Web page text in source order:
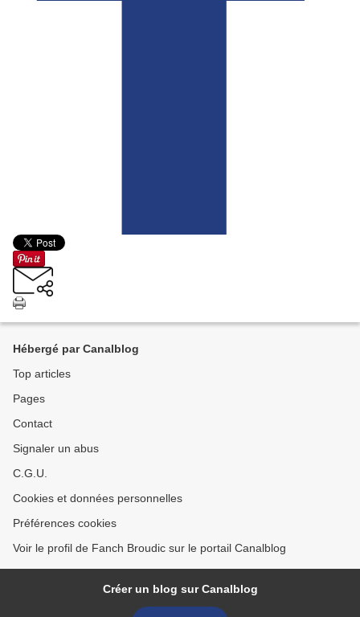
Hébergé par Canalblog
Top articles
Pages
Contact
Signaler un abus
C.G.U.
Cookies et données personnelles
Préférences cookies
Voir le profil de Fanch Broudic sur le portail Canalblog
Créer un blog sur Canalblog